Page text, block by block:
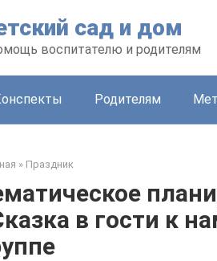
сад и дом
воспитателю и родителям
Родителям
» Праздник
в гости к